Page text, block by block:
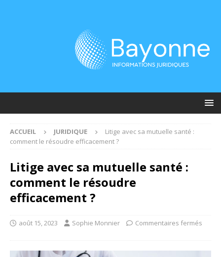
ACCUEIL JURIDIQUE
Litige avec sa mutuelle santé :
comment le résoudre efficacement ?
Litige avec sa mutuelle santé :
comment le résoudre
efficacement ?
août 15, 2023 Sophie Monnier Commentaires fermés